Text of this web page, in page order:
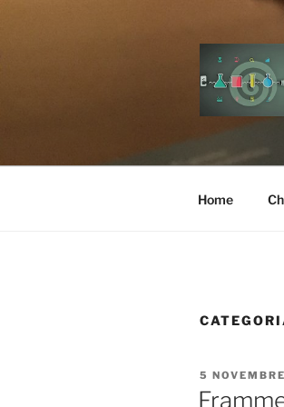
Home
PUBBLICATO
IL
5